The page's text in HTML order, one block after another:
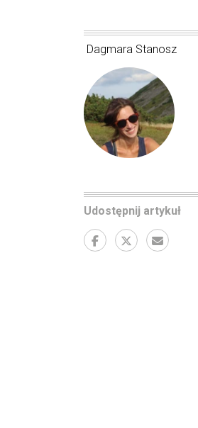
Dagmara Stanosz
Udostępnij artykuł